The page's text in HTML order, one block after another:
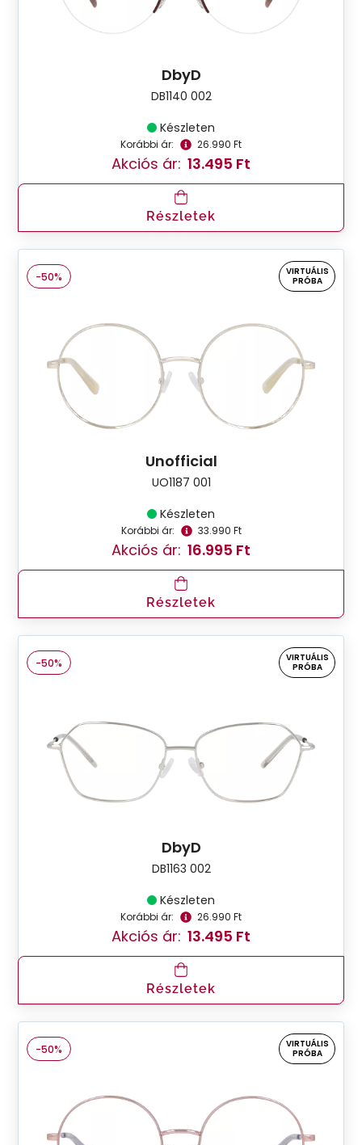
DbyD
DB1140 002
Készleten
Korábbi ár: 26.990 Ft
Akciós ár: 13.495 Ft
Részletek
-50%
VIRTUÁLIS
PRÓBA
Unofficial
UO1187 001
Készleten
Korábbi ár: 33.990 Ft
Akciós ár: 16.995 Ft
Részletek
-50%
VIRTUÁLIS
PRÓBA
DbyD
DB1163 002
Készleten
Korábbi ár: 26.990 Ft
Akciós ár: 13.495 Ft
Részletek
-50%
VIRTUÁLIS
PRÓBA